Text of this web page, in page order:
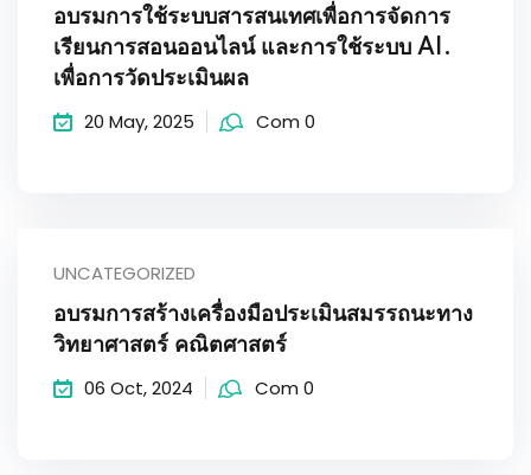
อบรมการใช้ระบบสารสนเทศเพื่อการจัดการ
เรียนการสอนออนไลน์ และการใช้ระบบ AI.
เพื่อการวัดประเมินผล
20 May, 2025 Com 0
UNCATEGORIZED
อบรมการสร้างเครื่องมือประเมินสมรรถนะทาง
วิทยาศาสตร์ คณิตศาสตร์
06 Oct, 2024 Com 0